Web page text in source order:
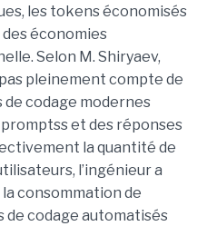
les tokens économisés
économies
Selon M. Shiryaev,
pleinement compte de
de codage modernes
et des réponses
la quantité de
l’ingénieur a
la consommation de
codage automatisés